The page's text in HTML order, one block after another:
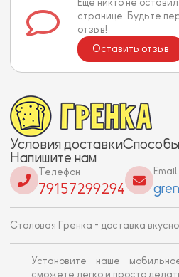
Еще никто не
странице. Будьте
отзыв!
Оставить отзыв
Условия доставки
Напишите нам
Телефон
79157299294
Email
Столовая Гренка - доставка
Установите наше
сможете легко и просто